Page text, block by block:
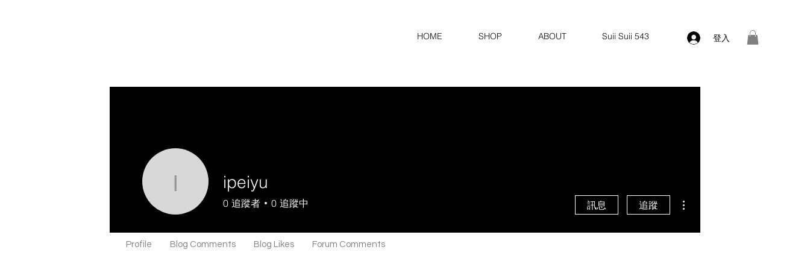
HOME SHOP ABOUT Suii Suii 543 登入
ipeiyuipeiyu
0 追蹤者 0 追蹤中 訊息 追蹤
Profile Blog Comments Blog Likes Forum Comments